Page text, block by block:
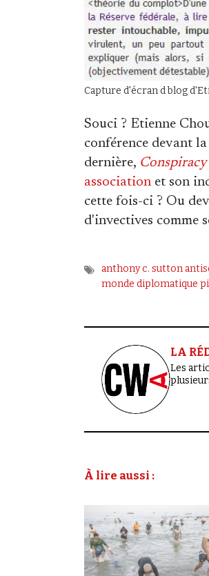
Capture d'écran d blog
Souci ? Etienne
conférence devant
dernière, Conspiracy
associationet son
cette fois-ci ? Ou
d'invectives comme
anthony c. sutton
monde diplomatique
LA
Les
À lire aussi :